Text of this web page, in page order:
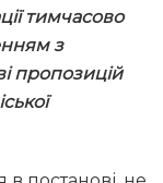
тимчасово
з
пропозицій